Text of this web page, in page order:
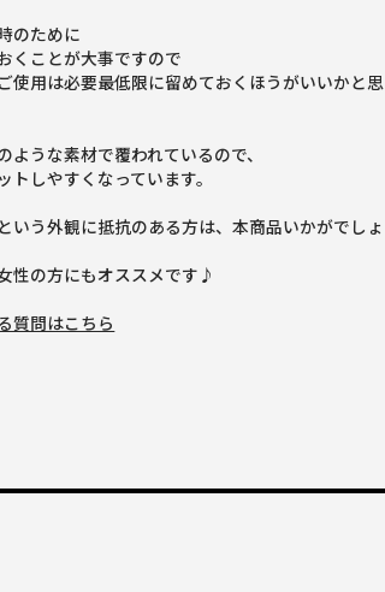
のために
くことが大事ですので
使用は必要最低限に留めておくほうがいいかと思
ような素材で覆われているので、
しやすくなっています。
いう外観に抵抗のある方は、本商品いかがでしょ
性の方にもオススメです♪
質問はこちら